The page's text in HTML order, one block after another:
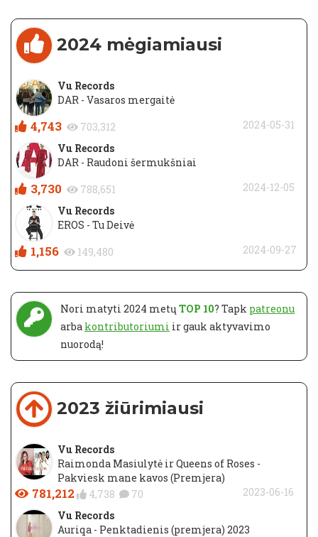
2024 mėgiamiausi
Vu Records
DAR - Vasaros mergaitė
4,743 703,312
2024-05-31
Vu Records
DAR - Raudoni šermukšniai
3,730 788,651
2024-12-05
Vu Records
EROS - Tu Deivė
1,156 149,480 2024-09-27
Nori matyti 2024 metų TOP 10? Tapk patreonu
arba kontributoriumi ir gauk aktyvavimo
nuorodą!
2023 žiūrimiausi
Vu Records
Raimonda Masiulytė ir Queens of Roses -
Pakviesk mane kavos (Premjera)
781,212 4,738 70
2023-06-16
Vu Records
Auriqa - Penktadienis (premjera) 2023